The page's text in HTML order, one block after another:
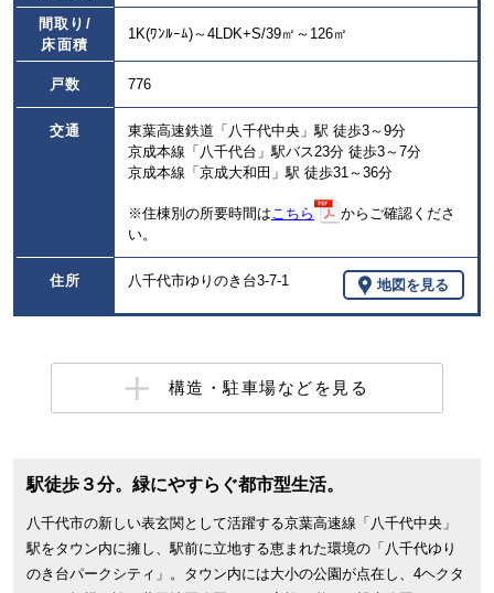
間取り/
床面積
1K(ﾜﾝﾙｰﾑ)～4LDK+S/39㎡～126㎡
戸数 776
交通
東葉高速鉄道「八千代中央」駅 徒歩3～9分
京成本線「八千代台」駅バス23分 徒歩3～7分
京成本線「京成大和田」駅 徒歩31～36分
※住棟別の所要時間は こちら
からご確認くださ
い。
住所 八千代市ゆりのき台3-7-1 地図を見る
構造・駐車場などを見る
駅徒歩３分。緑にやすらぐ都市型生活。
八千代市の新しい表玄関として活躍する京葉高速線「八千代中央」
駅をタウン内に擁し、駅前に立地する恵まれた環境の「八千代ゆり
のき台パークシティ」。タウン内には大小の公園が点在し、4ヘクタ